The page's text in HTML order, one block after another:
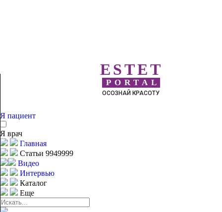
ESTET
PORTAL
ОСОЗНАЙ КРАСОТУ
Я пациент
Я врач
Главная
Статьи 9949999
Видео
Интервью
Каталог
Еще